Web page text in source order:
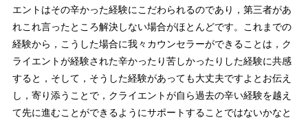
エントはその辛かった経験にこだわられるのであり，第三者があ
れこれ言ったところ解決しない場合がほとんどです。これまでの
経験から，こうした場合に我々カウンセラーができることは，ク
ライエントが経験された辛かったり苦しかったりした経験に共感
すると，そして，そうした経験があっても大丈夫ですよとお伝え
し，寄り添うことで，クライエントが自ら過去の辛い経験を越え
て先に進むことができるようにサポートすることではないかなと